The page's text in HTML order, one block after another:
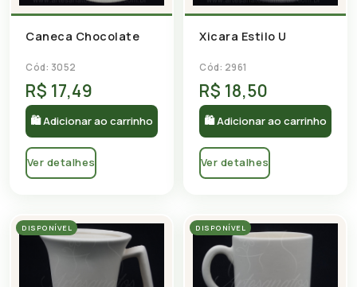
Caneca Chocolate
Cód: 3052
R$ 17,49
🛍 Adicionar ao carrinho
Ver detalhes
Xicara Estilo U
Cód: 2961
R$ 18,50
🛍 Adicionar ao carrinho
Ver detalhes
DISPONÍVEL DISPONÍVEL